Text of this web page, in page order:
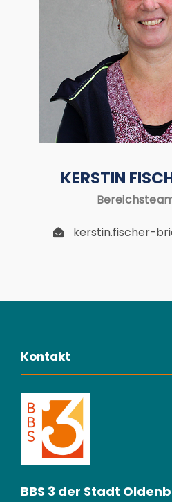
KERSTIN
kerstin.fischer-
Kontakt
BBS 3 der Stadt